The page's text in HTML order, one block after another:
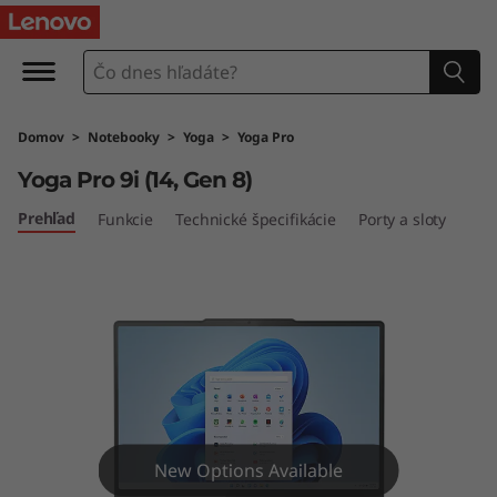
Y
g
a
P
Domov > Notebooky > Yoga > Yoga Pro
Yoga Pro 9i (14, Gen 8)
Prehľad Funkcie Technické špecifikácie Porty a sloty
New Options Available